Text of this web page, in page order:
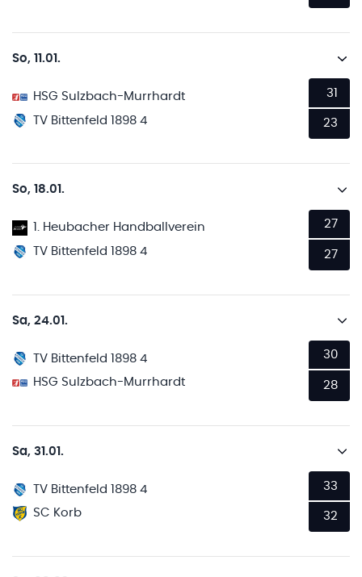
So, 11.01.
HSG Sulzbach-Murrhardt
TV Bittenfeld 1898 4
31
23
So, 18.01.
1. Heubacher Handballverein
TV Bittenfeld 1898 4
27
27
Sa, 24.01.
TV Bittenfeld 1898 4
HSG Sulzbach-Murrhardt
30
28
Sa, 31.01.
TV Bittenfeld 1898 4
SC Korb
33
32